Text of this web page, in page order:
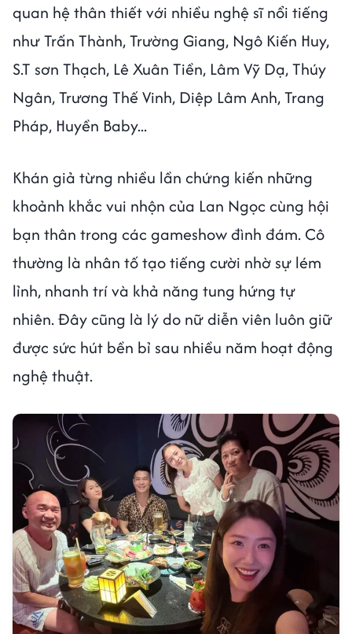
quan hệ thân thiết với nhiều nghệ sĩ nổi tiếng
như Trấn Thành, Trường Giang, Ngô Kiến Huy,
S.T sơn Thạch, Lê Xuân Tiền, Lâm Vỹ Dạ, Thúy
Ngân, Trương Thế Vinh, Diệp Lâm Anh, Trang
Pháp, Huyền Baby...
Khán giả từng nhiều lần chứng kiến những
khoảnh khắc vui nhộn của Lan Ngọc cùng hội
bạn thân trong các gameshow đình đám. Cô
thường là nhân tố tạo tiếng cười nhờ sự lém
lỉnh, nhanh trí và khả năng tung hứng tự
nhiên. Đây cũng là lý do nữ diễn viên luôn giữ
được sức hút bền bỉ sau nhiều năm hoạt động
nghệ thuật.